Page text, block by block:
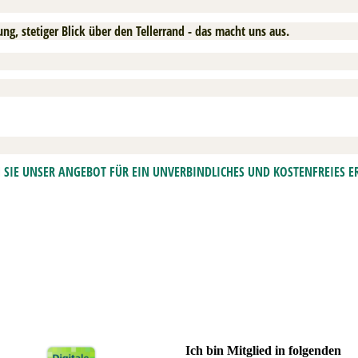
stetiger Blick über den Tellerrand - das macht uns aus.
UNSER ANGEBOT FÜR EIN UNVERBINDLICHES UND KOSTENFREIES
Ich bin Mitglied in folgenden